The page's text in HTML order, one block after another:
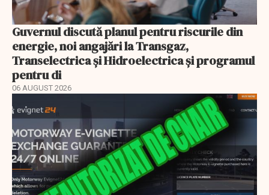
Guvernul discută planul pentru riscurile din
energie, noi angajări la Transgaz,
Transelectrica și Hidroelectrica și programul
pentru di
06 AUGUST 2026